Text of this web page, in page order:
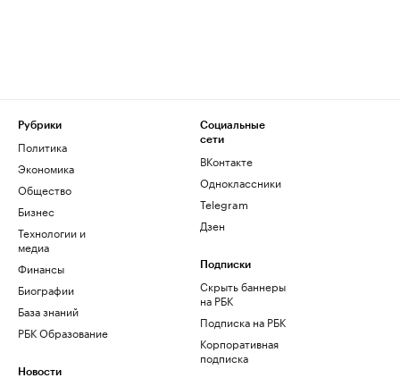
Рубрики
Политика
Экономика
Общество
Бизнес
Технологии и
медиа
Финансы
Биографии
База знаний
РБК Образование
Новости
Социальные
сети
ВКонтакте
Одноклассники
Telegram
Дзен
Подписки
Скрыть баннеры
на РБК
Подписка на РБК
Корпоративная
подписка